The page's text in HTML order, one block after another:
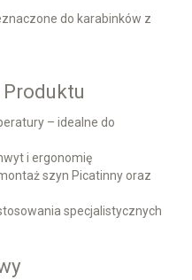
do karabinków z
– idealne do
i ergonomię
szyn Picatinny oraz
specjalistycznych